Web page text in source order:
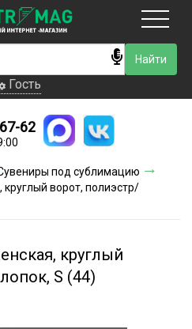
Гость
доставки
и скидки
Гость
62
под сублимацию
ворот, полиэстр/
круглый
S (44)